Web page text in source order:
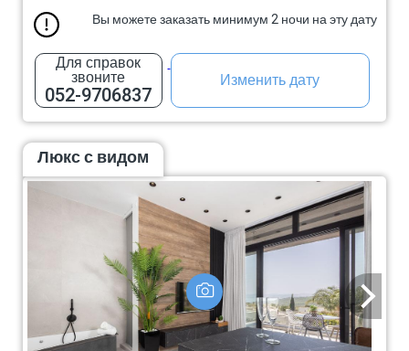
Вы можете заказать минимум 2 ночи на эту дату
Для справок
звоните
052-9706837
Изменить дату
Люкс с видом